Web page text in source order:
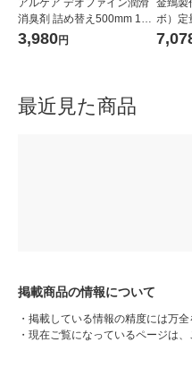
アルケア デオファイン潤滑
消臭剤 詰め替え500mm 1箱
（1コ入）20882【ストーマ
3,980円
金鵄製
ボ）定
ホワイ
最近見た商品
掲載商品の情報について
・ 掲載している情報の精度には万
・ 現在ご覧になっているページは